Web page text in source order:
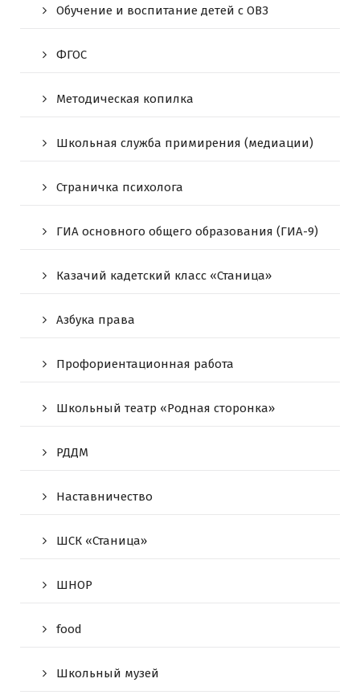
Обучение и воспитание детей с ОВЗ
ФГОС
Методическая копилка
Школьная служба примирения (медиации)
Страничка психолога
ГИА основного общего образования (ГИА-9)
Казачий кадетский класс «Станица»
Азбука права
Профориентационная работа
Школьный театр «Родная сторонка»
РДДМ
Наставничество
ШСК «Станица»
ШНОР
food
Школьный музей